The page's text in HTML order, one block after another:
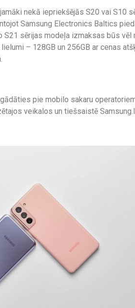
nekā iepriekšējās S20 vai S10
Samsung Electronics Baltics
S21 sērijas modeļa izmaksas būs vēl
– 128GB un 256GB ar cenas
pie mobilo sakaru
veikalos un tiešsaistē